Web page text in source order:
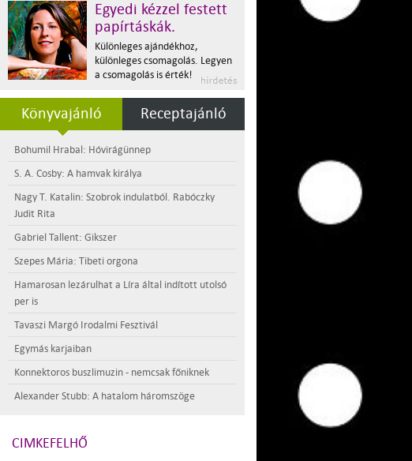
Egyedi kézzel festett
papírtáskák.
Különleges ajándékhoz,
különleges csomagolás. Legyen
a csomagolás is érték!
Könyvajánló Receptajánló
Bohumil Hrabal: Hóvirágünnep
S. A. Cosby: A hamvak királya
Nagy T. Katalin: Szobrok indulatból. Rabóczky
Judit Rita
Gabriel Tallent: Gikszer
Szepes Mária: Tibeti orgona
Hamarosan lezárulhat a Líra által indított utolsó
per is
Tavaszi Margó Irodalmi Fesztivál
Egymás karjaiban
Konnektoros buszlimuzin - nemcsak főniknek
Alexander Stubb: A hatalom háromszöge
CIMKEFELHŐ